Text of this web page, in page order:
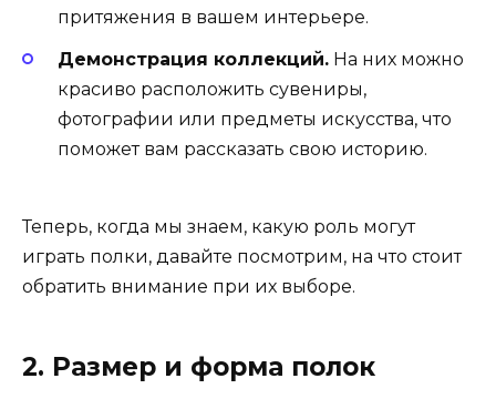
притяжения в вашем интерьере.
Демонстрация коллекций. На них можно
красиво расположить сувениры,
фотографии или предметы искусства, что
поможет вам рассказать свою историю.
Теперь, когда мы знаем, какую роль могут
играть полки, давайте посмотрим, на что стоит
обратить внимание при их выборе.
2. Размер и форма полок